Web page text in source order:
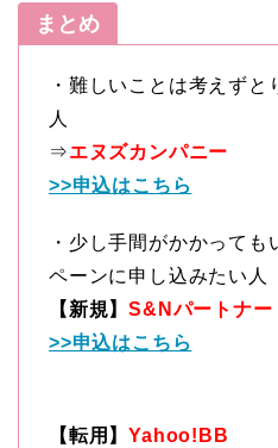
まとめ
・難しいことは考えず
人
⇒エヌズカンパニー
>>申込はこちら
・少し手間がかかって
ペーンに申し込みたい人
【新規】S&Nパートナー
>>申込はこちら
【転用】Yahoo!BB